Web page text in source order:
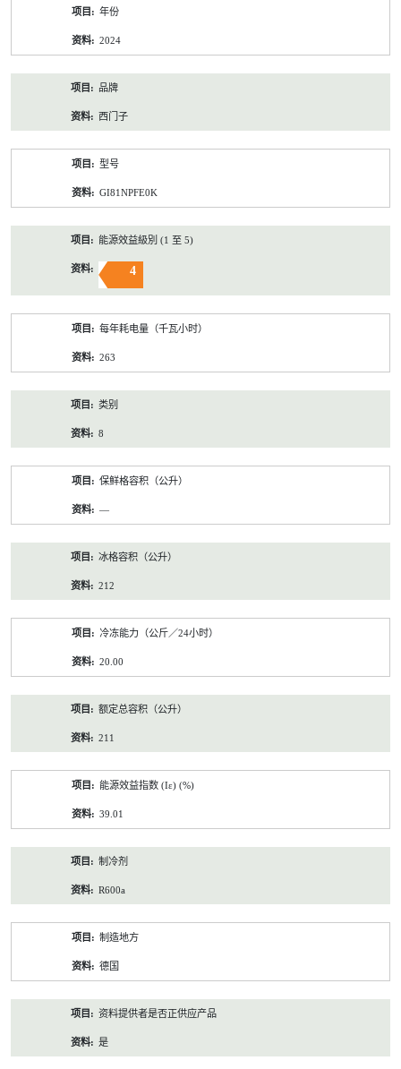
年份
2024
品牌
西门子
型号
GI81NPFE0K
能源效益級別 (1 至 5)
4
每年耗电量（千瓦小时）
263
类别
8
保鲜格容积（公升）
—
冰格容积（公升）
212
冷冻能力（公斤／24小时）
20.00
额定总容积（公升）
211
能源效益指数 (Iε) (%)
39.01
制冷剂
R600a
制造地方
德国
资料提供者是否正供应产品
是